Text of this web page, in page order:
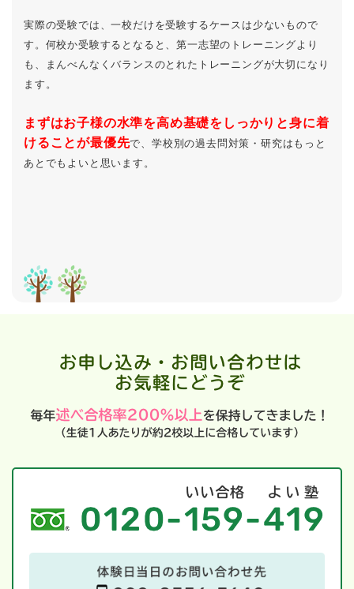
実際の受験では、一校だけを受験するケースは少ないもので
す。何校か受験するとなると、第一志望のトレーニングより
も、まんべんなくバランスのとれたトレーニングが大切になり
ます。
まずはお子様の水準を高め基礎をしっかりと身に着
けることが最優先で、学校別の過去問対策・研究はもっと
あとでもよいと思います。